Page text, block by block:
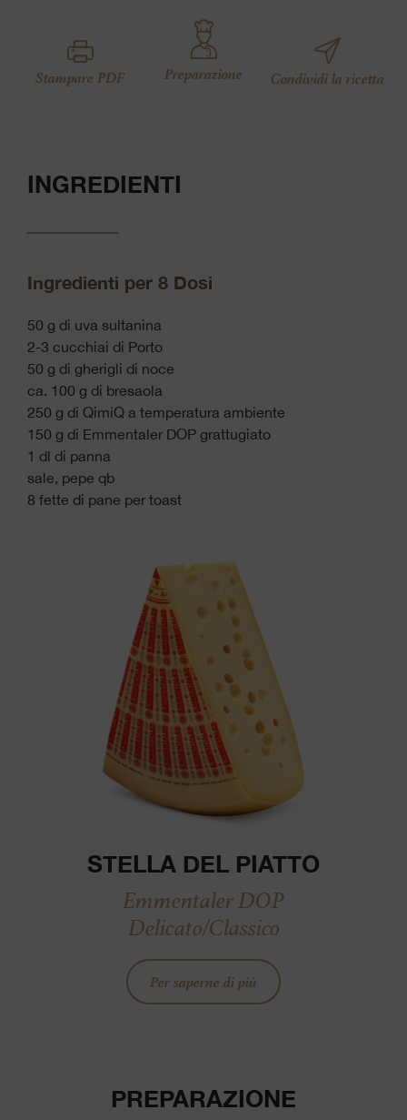
Stampare PDF Preparazione Condividi la ricetta
INGREDIENTI
Ingredienti per 8 Dosi
50 g di uva sultanina
2-3 cucchiai di Porto
50 g di gherigli di noce
ca. 100 g di bresaola
250 g di QimiQ a temperatura ambiente
150 g di Emmentaler DOP grattugiato
1 dl di panna
sale, pepe qb
8 fette di pane per toast
STELLA DEL PIATTO
Emmentaler DOP
Delicato/Classico
Per saperne di più
PREPARAZIONE